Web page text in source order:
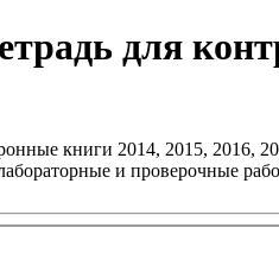
для
книги 2014, 2015, 2016,
лабораторные и